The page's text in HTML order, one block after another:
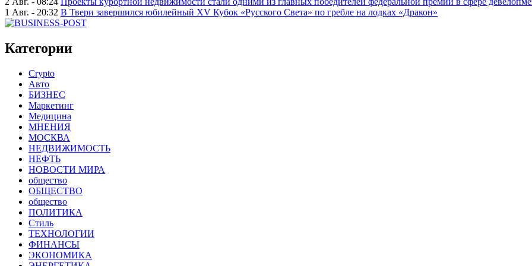
1 Авг. - 20:32 В Твери завершился юбилейный XV Кубок «Русского Света» по гребле на лодках «Дракон»
Категории
Crypto
Авто
БИЗНЕС
Маркетинг
Медицина
МНЕНИЯ
МОСКВА
НЕДВИЖИМОСТЬ
НЕФТЬ
НОВОСТИ МИРА
общество
ОБЩЕСТВО
общество
ПОЛИТИКА
Стиль
ТЕХНОЛОГИИ
ФИНАНСЫ
ЭКОНОМИКА